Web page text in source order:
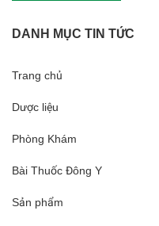
DANH MỤC TIN TỨC
Trang chủ
Dược liệu
Phòng Khám
Bài Thuốc Đông Y
Sản phẩm